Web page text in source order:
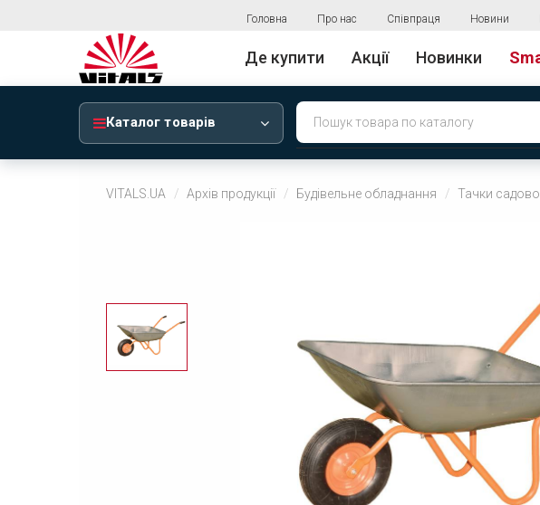
Головна Про нас Співпраця Новини
Де купити Акції Новинки
Каталог товарів
VITALS.UA Архів продукції Будівельне обладнання Тачки